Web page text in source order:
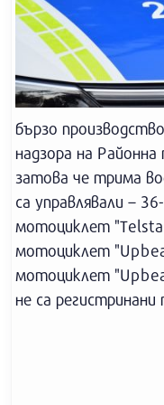
бързо
надзора на
затова че трима
са управлявали –
мотоциклет
мотоциклет
мотоциклет
не са регистринани